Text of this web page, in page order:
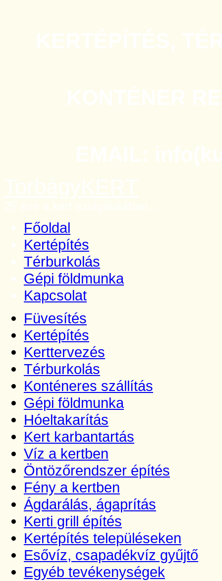
Főoldal
Kertépítés
Térburkolás
Gépi földmunka
Kapcsolat
Füvesítés
Kertépítés
Kerttervezés
Térburkolás
Konténeres szállítás
Gépi földmunka
Hóeltakarítás
Kert karbantartás
Víz a kertben
Öntözőrendszer építés
Fény a kertben
Ágdarálás, ágaprítás
Kerti grill építés
Kertépítés településeken
Esővíz, csapadékvíz gyűjtő
Egyéb tevékenységek